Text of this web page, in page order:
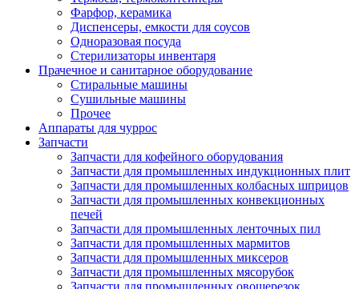
Фарфор, керамика
Диспенсеры, емкости для соусов
Одноразовая посуда
Стерилизаторы инвентаря
Прачечное и санитарное оборудование
Стиральные машины
Сушильные машины
Прочее
Аппараты для чуррос
Запчасти
Запчасти для кофейного оборудования
Запчасти для промышленных индукционных плит
Запчасти для промышленных колбасных шприцов
Запчасти для промышленных конвекционных
печей
Запчасти для промышленных ленточных пил
Запчасти для промышленных мармитов
Запчасти для промышленных миксеров
Запчасти для промышленных мясорубок
Запчасти для промышленных овощерезок